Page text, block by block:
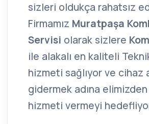
sizleri oldukça rahatsız
Firmamız Muratpaşa
Servisi olarak sizlere
ile alakalı en kaliteli
hizmeti sağlıyor ve cihaz
gidermek adına
hizmeti vermeyi